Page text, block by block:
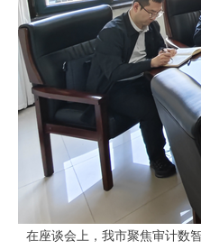
在座谈会上，我市聚焦审计数